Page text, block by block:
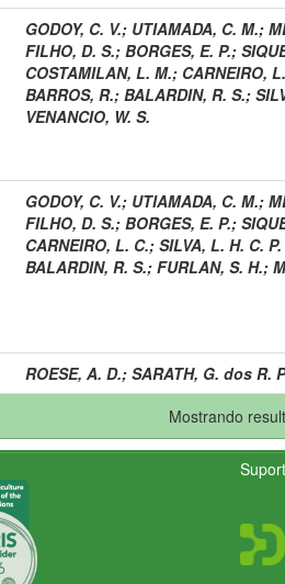
GODOY, C. V.; UTIAMADA, C. M.;
FILHO, D. S.; BORGES, E. P.;
COSTAMILAN, L. M.; CARNEIRO,
BARROS, R.; BALARDIN, R. S.;
VENANCIO, W. S.
GODOY, C. V.; UTIAMADA, C. M.;
FILHO, D. S.; BORGES, E. P.;
CARNEIRO, L. C.; SILVA, L. H. C.
BALARDIN, R. S.; FURLAN, S. H.;
ROESE, A. D.; SARATH, G. dos R.
Mostrando